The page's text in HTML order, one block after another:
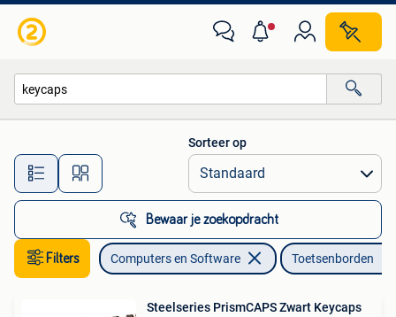
Alle afstanden…
Sorteer op
Bewaar je zoekopdracht
Filters Computers en Software Toetsenborden
Steelseries PrismCAPS Zwart Keycaps